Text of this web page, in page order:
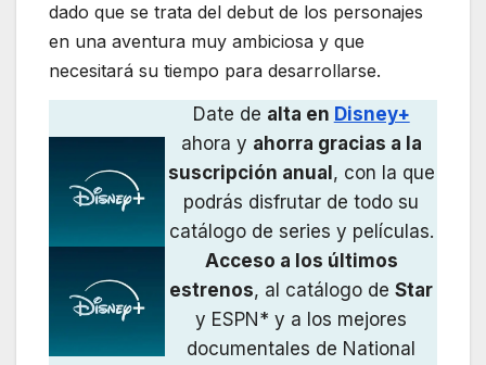
dado que se trata del debut de los personajes
en una aventura muy ambiciosa y que
necesitará su tiempo para desarrollarse.
Date de alta en Disney+
ahora y ahorra gracias a la
suscripción anual, con la que
podrás disfrutar de todo su
catálogo de series y películas.
Acceso a los últimos
estrenos, al catálogo deStar
y ESPN* y a los mejores
documentales de National